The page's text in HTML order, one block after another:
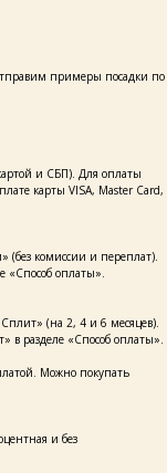
примеры посадки по
и СБП). Для оплаты
карты VISA, Master Card,
(без комиссии и переплат).
«Способ оплаты».
(на 2, 4 и 6 месяцев).
в разделе «Способ оплаты».
Можно покупать
и без